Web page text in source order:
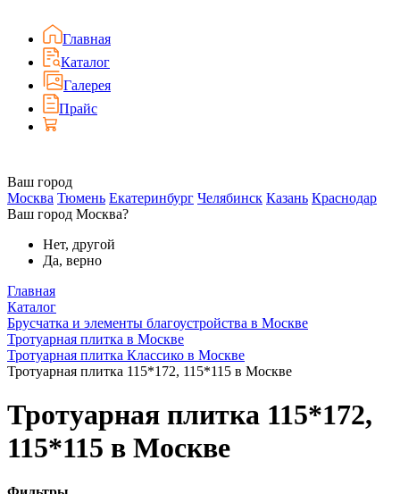
Главная
Каталог
Галерея
Прайс
Ваш город
Москва Тюмень Екатеринбург Челябинск Казань Краснодар
Ваш город Москва?
Нет, другой
Да, верно
Главная
Каталог
Брусчатка и элементы благоустройства в Москве
Тротуарная плитка в Москве
Тротуарная плитка Классико в Москве
Тротуарная плитка 115*172, 115*115 в Москве
Тротуарная плитка 115*172,
115*115 в Москве